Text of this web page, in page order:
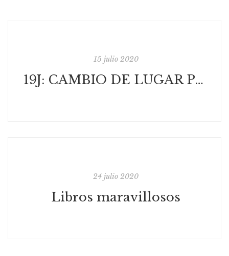
15 julio 2020
19J: CAMBIO DE LUGAR PARA LA FIRMA DE "VOCES" POR ELENA LASECA
24 julio 2020
Libros maravillosos